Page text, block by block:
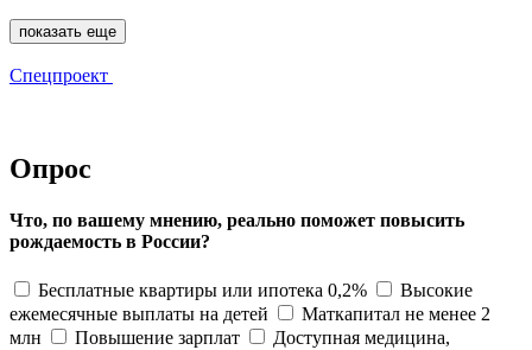
показать еще
Спецпроект
Опрос
Что, по вашему мнению, реально поможет повысить
рождаемость в России?
Бесплатные квартиры или ипотека 0,2%
Высокие
ежемесячные выплаты на детей
Маткапитал не менее 2
млн
Повышение зарплат
Доступная медицина,